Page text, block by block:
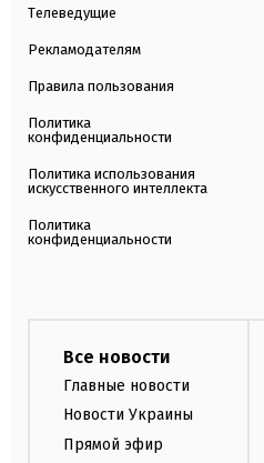
Телеведущие
Рекламодателям
Правила пользования
Политика
конфиденциальности
Политика использования
искусственного интеллекта
Политика
конфиденциальности
Все новости
Главные новости
Новости Украины
Прямой эфир